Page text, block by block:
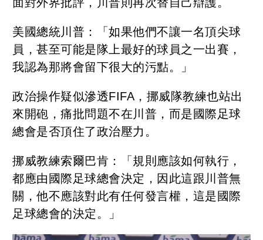
美國總統川普：「如果他們不讓一名頂尖球
員，甚至可能是隊上最好的球員之一出賽，
我認為那將會留下很大的污點。」
政治操作疑似滲透FIFA，挪威隊教練也站出
來開砲，痛批問題不在川普，而是國際足球
總會是否頂住了政治壓力。
挪威教練索爾巴肯：「規則應該如何執行，
都應由國際足球總會決定，因此這跟川普無
關，他不應該對此有任何發言權，這是國際
足球總會的決定。」